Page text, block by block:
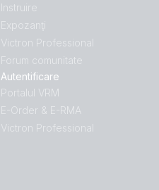
Instruire
Expozanţi
Victron Professional
Forum comunitate
Autentificare
Portalul VRM
E-Order & E-RMA
Victron Professional